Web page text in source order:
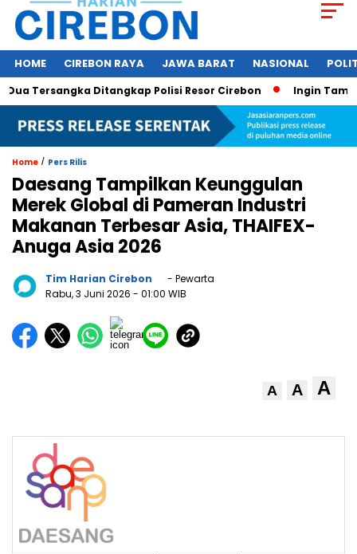
HOME CIREBON RAYA JAWA BARAT NASIONAL
Tersangka Ditangkap Polisi Resor Cirebon Ingin Tampil di
Home / Pers Rilis
Daesang Tampilkan Keunggulan
Merek Global di Pameran Industri
Makanan Terbesar Asia, THAIFEX-
Anuga Asia 2026
Tim Harian Cirebon
- Pewarta
Rabu, 3 Juni 2026 - 01:00 WIB
A A A